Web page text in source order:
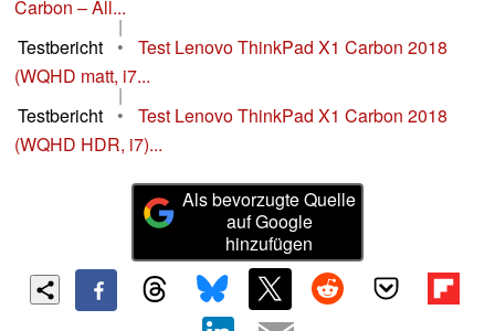
Carbon – All...
|
Testbericht
•
Test Lenovo ThinkPad X1 Carbon 2018
(WQHD matt, i7...
|
Testbericht
•
Test Lenovo ThinkPad X1 Carbon 2018
(WQHD HDR, i7)...
Als bevorzugte Quelle
auf Google
hinzufügen